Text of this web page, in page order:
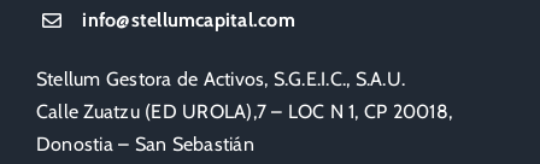
info@stellumcapital.com
Stellum Gestora de Activos, S.G.E.I.C., S.A.U.
Calle Zuatzu (ED UROLA),7 – LOC N 1, CP 20018,
Donostia – San Sebastián